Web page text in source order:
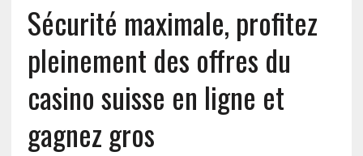
Sécurité maximale, profitez
pleinement des offres du
casino suisse en ligne et
gagnez gros